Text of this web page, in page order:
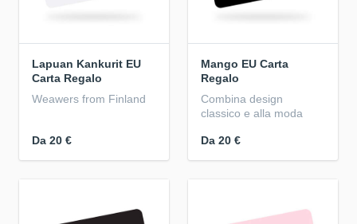
Lapuan Kankurit EU
Carta Regalo
Weawers from Finland
Da 20 €
Mango EU Carta
Regalo
Combina design
classico e alla moda
Da 20 €